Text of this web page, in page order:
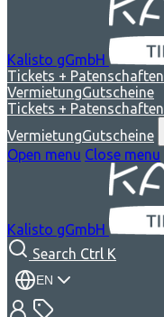
Kalisto gGmbH
Tickets + Patenschaften
VermietungGutscheine
Tickets + Patenschaften
VermietungGutscheine
Open menu Close menu
Kalisto gGmbH
Search Ctrl K
EN